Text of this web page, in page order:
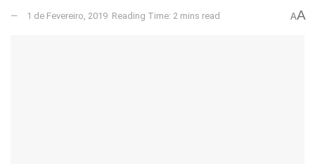
1 de Fevereiro, 2019 Reading Time: 2 mins read AA